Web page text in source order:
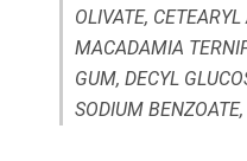
OLIVATE,
MACADAMIA
GUM, DECYL
SODIUM